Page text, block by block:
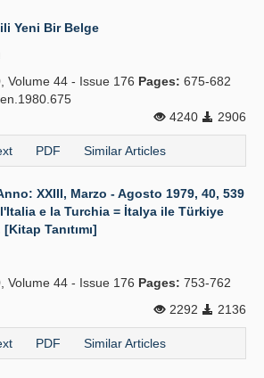
Yeni Bir Belge
Volume 44 - Issue 176 Pages: 675-682
4240
2906
PDF Similar Articles
XXIII, Marzo - Agosto 1979, 40, 539
e la Turchia = İtalya ile Türkiye
Tanıtımı]
Volume 44 - Issue 176 Pages: 753-762
2292
2136
PDF Similar Articles